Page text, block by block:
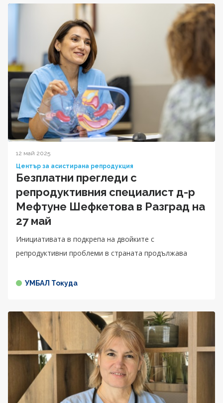
12 май 2025
Център за асистирана репродукция
Безплатни прегледи с
репродуктивния специалист д-р
Мефтуне Шефкетова в Разград на
27 май
Инициативата в подкрепа на двойките с
репродуктивни проблеми в страната продължава
УМБАЛ Токуда